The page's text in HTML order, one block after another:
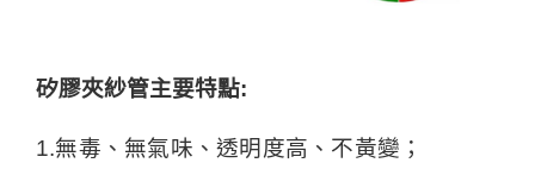
矽膠夾紗管主要特點:
1.無毒、無氣味、透明度高、不黃變；